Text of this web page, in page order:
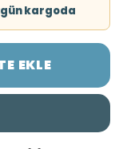
kargoda
EKLE